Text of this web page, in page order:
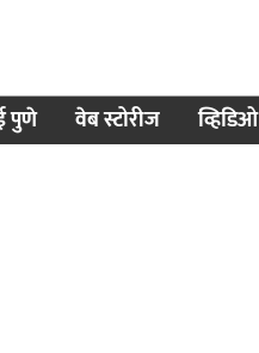
पुणे वेब स्टोरीज व्हिडिओ